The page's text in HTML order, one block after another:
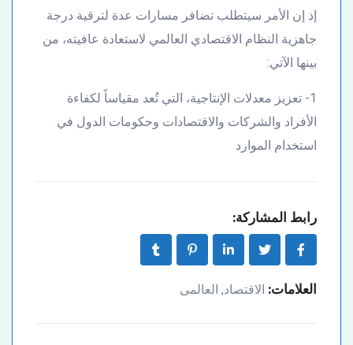
إذ إن الأمر سيتطلب تضافر مسارات عدة لترقية درجة
جاهزية النظام الاقتصادي العالمي لاستعادة عافيته، من
بينها الآتي:
1- تعزيز معدلات الإنتاجية، التي تُعد مقياساً لكفاءة
الأفراد والشركات والاقتصادات وحكومات الدول في
استخدام الموارد
رابط المشاركة:
العلامات: الاقتصاد, العالمى